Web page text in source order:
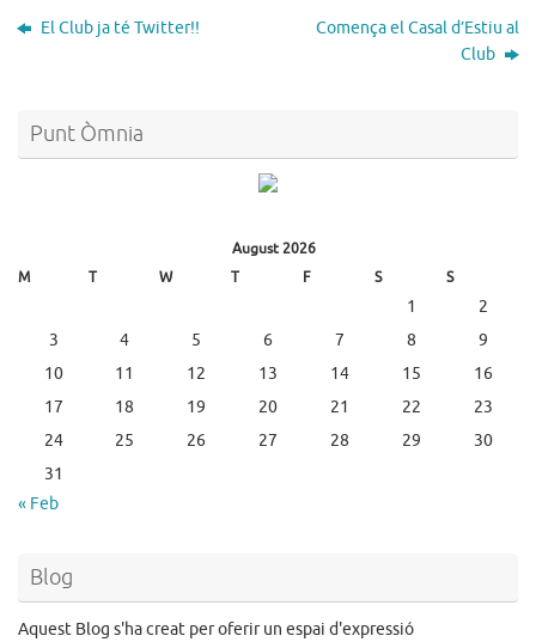
El Club ja té Twitter!!
Comença el Casal d’Estiu al
Club
Punt Òmnia
August 2026
M
T W T F S S
1
2
3
4 5 6 7 8
9
10
11 12 13 14 15
16
17
18 19 20 21 22
23
24
25 26 27 28 29
30
31
« Feb
Blog
Aquest Blog s'ha creat per oferir un espai d'expressió